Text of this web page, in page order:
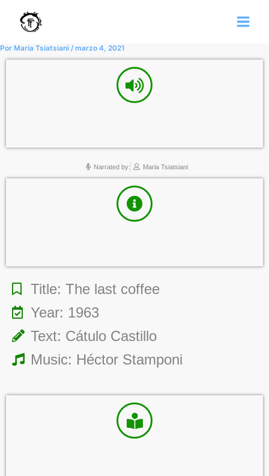
contenido
Por Maria Tsiatsiani /marzo 4, 2021
Narrated by: Maria Tsiatsiani
Title: The last coffee
Year: 1963
Text: Cátulo Castillo
Music: Héctor Stamponi